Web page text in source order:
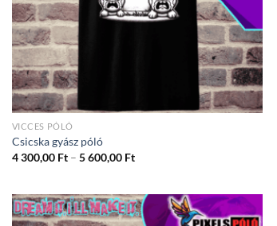
VICCES PÓLÓ
Csicska gyász póló
4 300,00 Ft – 5 600,00 FtÁrtartomány:
5
600,00 Ft